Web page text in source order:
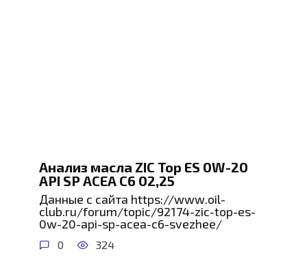
Анализ масла ZIC Top ES 0W-20
API SP ACEA C6 02,25
Данные с сайта https://www.oil-
club.ru/forum/topic/92174-zic-top-es-
0w-20-api-sp-acea-c6-svezhee/
0 324